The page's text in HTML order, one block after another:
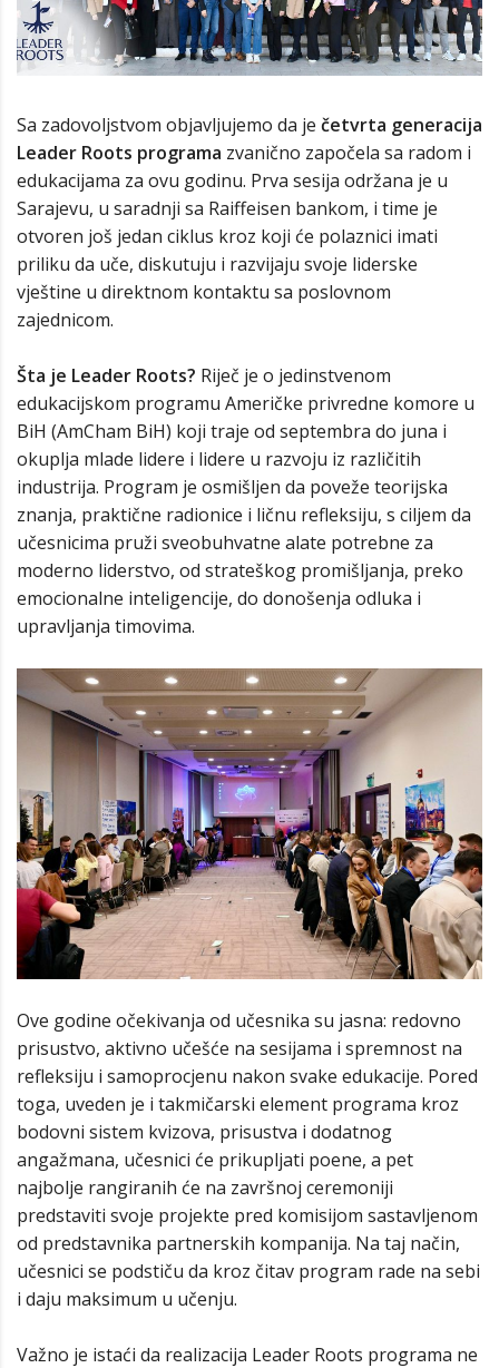
Sa zadovoljstvom objavljujemo da je četvrta generacija
Leader Roots programa zvanično započela sa radom i
edukacijama za ovu godinu. Prva sesija održana je u
Sarajevu, u saradnji sa Raiffeisen bankom, i time je
otvoren još jedan ciklus kroz koji će polaznici imati
priliku da uče, diskutuju i razvijaju svoje liderske
vještine u direktnom kontaktu sa poslovnom
zajednicom.
Šta je Leader Roots? Riječ je o jedinstvenom
edukacijskom programu Američke privredne komore u
BiH (AmCham BiH) koji traje od septembra do juna i
okuplja mlade lidere i lidere u razvoju iz različitih
industrija. Program je osmišljen da poveže teorijska
znanja, praktične radionice i ličnu refleksiju, s ciljem da
učesnicima pruži sveobuhvatne alate potrebne za
moderno liderstvo, od strateškog promišljanja, preko
emocionalne inteligencije, do donošenja odluka i
upravljanja timovima.
Ove godine očekivanja od učesnika su jasna: redovno
prisustvo, aktivno učešće na sesijama i spremnost na
refleksiju i samoprocjenu nakon svake edukacije. Pored
toga, uveden je i takmičarski element programa kroz
bodovni sistem kvizova, prisustva i dodatnog
angažmana, učesnici će prikupljati poene, a pet
najbolje rangiranih će na završnoj ceremoniji
predstaviti svoje projekte pred komisijom sastavljenom
od predstavnika partnerskih kompanija. Na taj način,
učesnici se podstiču da kroz čitav program rade na sebi
i daju maksimum u učenju.
Važno je istaći da realizacija Leader Roots programa ne